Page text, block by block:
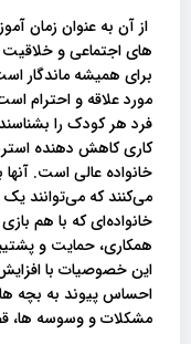
از آن به عنوان زمان
های اجتماعی و خلاقیت
برای همیشه ماندگار
مورد علاقه و احترام
فرد هر کودک را
کاری کاهش دهنده
خانواده عالی است.
می‌کنند که می‌توانند
خانواده‌ای که با هم
همکاری، حمایت و
این خصوصیات با
احساس پیوند به بچه
مشکلات و وسوسه ها،